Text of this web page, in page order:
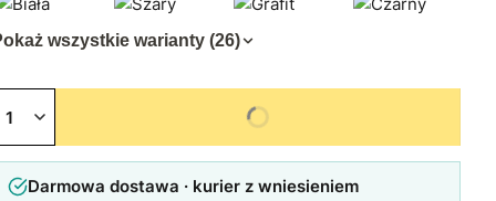
wszystkie warianty (26)
Niedostępny
Darmowa dostawa · kurier z wniesieniem